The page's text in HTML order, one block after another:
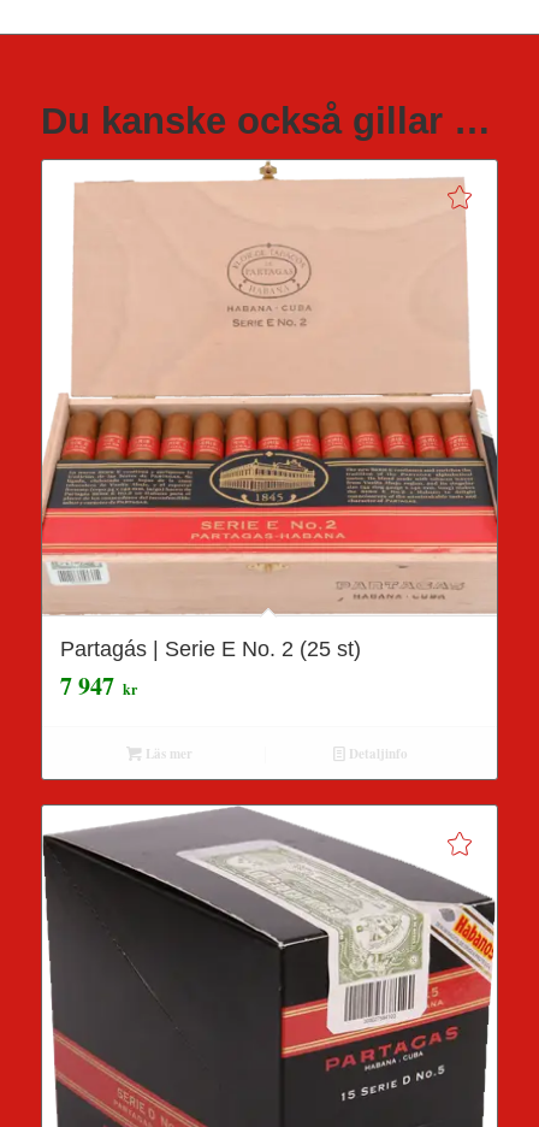
Du kanske också gillar …
Partagás | Serie E No. 2 (25 st)
7 947 kr
Läs mer Detaljinfo